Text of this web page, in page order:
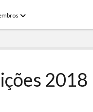
open
2018